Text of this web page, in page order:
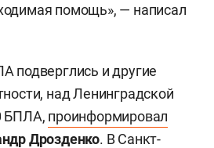
помощь», — написал
подверглись и другие
над Ленинградской
БПЛА, проинформировал
Дрозденко. В Санкт-